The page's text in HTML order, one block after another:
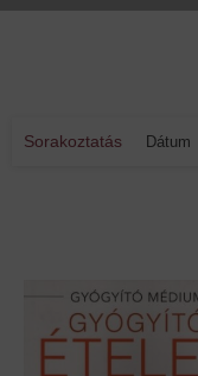
Sorakoztatás